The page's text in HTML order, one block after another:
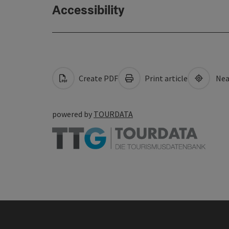
Accessibility
Create PDF Print article
powered by TOURDATA